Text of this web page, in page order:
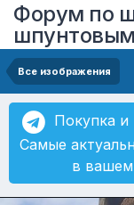
Форум по
Все изображения
Покупка и
Самые
в вашем